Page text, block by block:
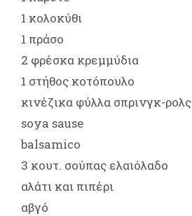
1 κολοκύθι
1 πράσο
2 φρέσκα κρεμμύδια
1 στήθος κοτόπουλο
κινέζικα φύλλα σπρινγκ-ρολς
soya sause
balsamico
3 κουτ. σούπας ελαιόλαδο
αλάτι και πιπέρι
αβγό